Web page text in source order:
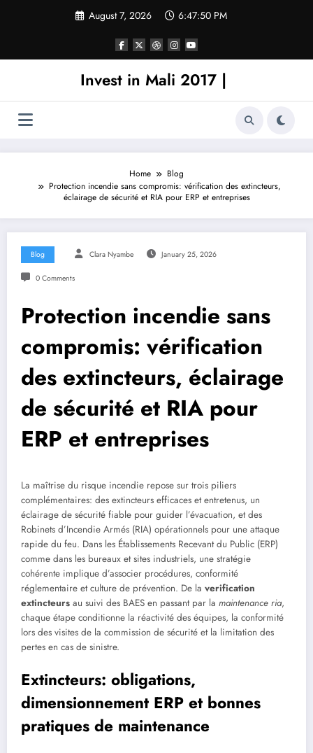
August 7, 2026 6:47:50 PM
Invest in Mali 2017 |
Home
Blog
Protection incendie sans compromis: vérification des extincteurs,
éclairage de sécurité et RIA pour ERP et entreprises
Blog Clara Nyambe January 25, 2026
0 Comments
Protection incendie sans
compromis: vérification
des extincteurs, éclairage
de sécurité et RIA pour
ERP et entreprises
La maîtrise du risque incendie repose sur trois piliers
complémentaires: des extincteurs efficaces et entretenus, un
éclairage de sécurité fiable pour guider l’évacuation, et des
Robinets d’Incendie Armés (RIA) opérationnels pour une attaque
rapide du feu. Dans les Établissements Recevant du Public (ERP)
comme dans les bureaux et sites industriels, une stratégie
cohérente implique d’associer procédures, conformité
réglementaire et culture de prévention. De la verification
extincteurs au suivi des BAES en passant par la maintenance ria,
chaque étape conditionne la réactivité des équipes, la conformité
lors des visites de la commission de sécurité et la limitation des
pertes en cas de sinistre.
Extincteurs: obligations,
dimensionnement ERP et bonnes
pratiques de maintenance